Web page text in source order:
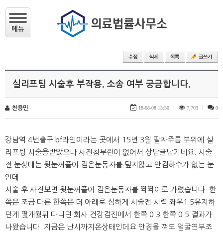
실리프팅 시술후 부작용. 소송 여부 궁금합니다.
천용민 18-08-08 13:30 7,703 0
강남역 4번출구 bf라인이라는 곳에서 15년 3월 팔자주름 부위에 실
리프팅 시술을받았으나 사진첨부란이 없어서 상담글남기네요. 시술
전 눈상태는 윗눈꺼풀이 검은눈동자를 덮지않고 안검하수가 없는 눈
인데
시술 후 사진보면 윗눈꺼풀이 검은눈동자를 짝짝이로 가렸습니다. 한
쪽은 조금 다른 한쪽은 더 아래로 심하게 시술전 시력 좌우1.5유지하
던게 몇개월뒤 다니던 회사 건강검진에서 한쪽 0.3 한쪽 0.5 결과가
나왔습니다. 지금은 난시까지온상태인데요 안경을 껴도 얼굴연부조